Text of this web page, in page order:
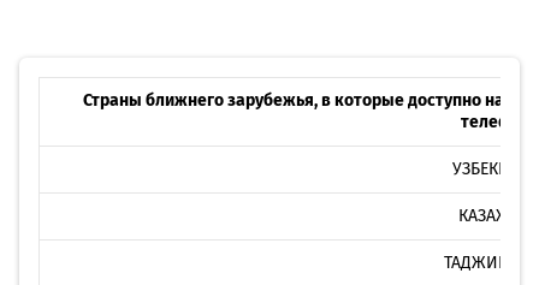
Страны ближнего зарубежья, в которые доступно